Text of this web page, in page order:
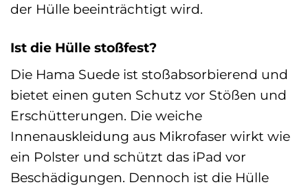
der Hülle beeinträchtigt wird.
Ist die Hülle stoßfest?
Die Hama Suede ist stoßabsorbierend und
bietet einen guten Schutz vor Stößen und
Erschütterungen. Die weiche
Innenauskleidung aus Mikrofaser wirkt wie
ein Polster und schützt das iPad vor
Beschädigungen. Dennoch ist die Hülle